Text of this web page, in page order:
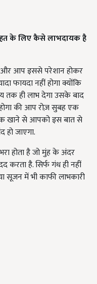
के लिए कैसे लाभदायक है
आप इससे परेशान होकर
फायदा नहीं होगा क्योंकि
तक ही लाभ देगा उसके बाद
की आप रोज़ सुबह एक
खाने से आपको इस बात से
जाएगा.
होता है जो मुंह के अंदर
करता है. सिर्फ गंध ही नहीं
सूजन में भी काफी लाभकारी